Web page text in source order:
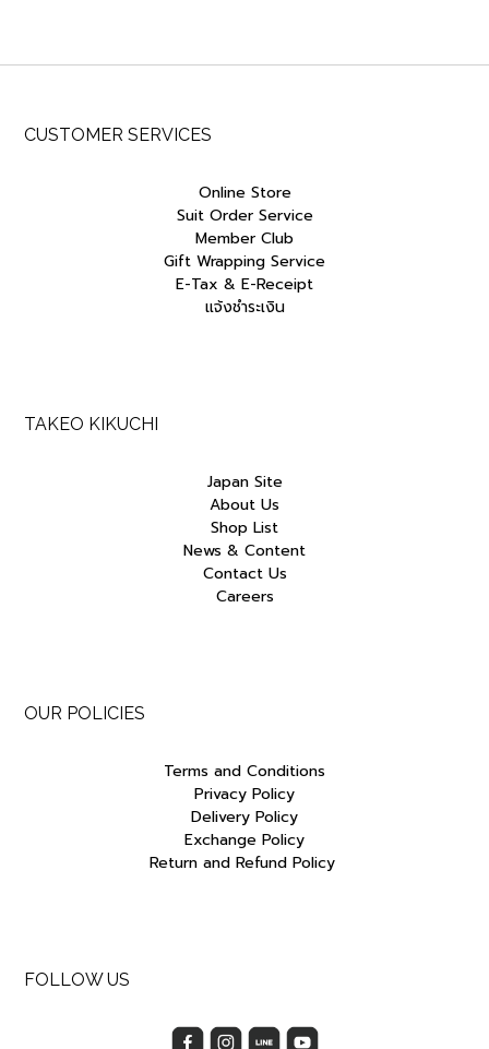
CUSTOMER SERVICES
Online Store
Suit Order Service
Member Club
Gift Wrapping Service
E-Tax & E-Receipt
แจ้งชำระเงิน
TAKEO KIKUCHI
Japan Site
About Us
Shop List
News & Content
Contact Us
Careers
OUR POLICIES
Terms and Conditions
Privacy Policy
Delivery Policy
Exchange Policy
Return and Refund Policy
FOLLOW US